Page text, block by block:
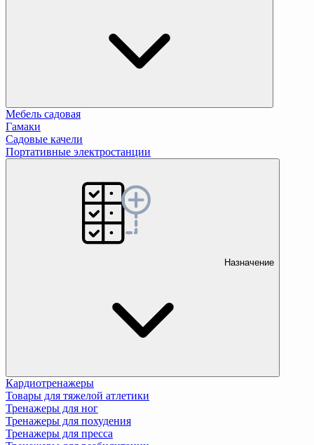
Мебель садовая
Гамаки
Садовые качели
Портативные электростанции
Назначение
Кардиотренажеры
Товары для тяжелой атлетики
Тренажеры для ног
Тренажеры для похудения
Тренажеры для пресса